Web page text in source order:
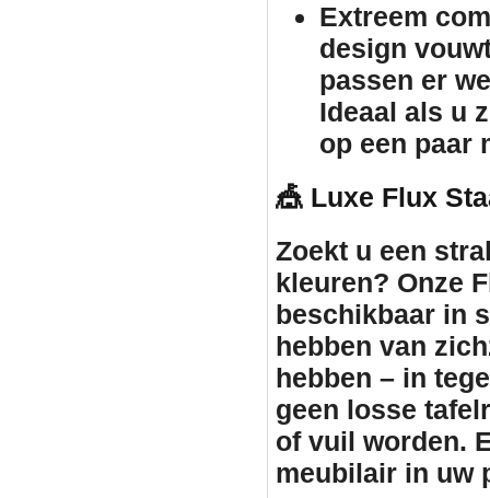
Extreem
design
passen er
Ideaal als u
op een paar
🎪 Luxe Flux
Zoekt u een
kleuren? Onze
beschikbaar in
hebben van
hebben – in
geen losse
of vuil worden.
meubilair in uw